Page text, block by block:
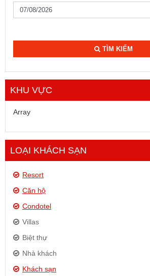
TÌM KIẾM
KHU VỰC
Array
LOẠI KHÁCH SẠN
Resort
Căn hộ
Condotel
Villas
Biệt thự
Nhà khách
Khách sạn